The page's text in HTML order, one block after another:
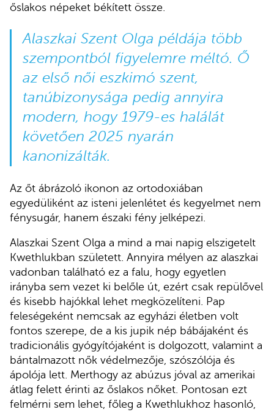
őslakos népeket békített össze.
Alaszkai Szent Olga példája több
szempontból figyelemre méltó. Ő
az első női eszkimó szent,
tanúbizonysága pedig annyira
modern, hogy 1979-es halálát
követően 2025 nyarán
kanonizálták.
Az őt ábrázoló ikonon az ortodoxiában
egyedüliként az isteni jelenlétet és kegyelmet nem
fénysugár, hanem északi fény jelképezi.
Alaszkai Szent Olga a mind a mai napig elszigetelt
Kwethlukban született. Annyira mélyen az alaszkai
vadonban található ez a falu, hogy egyetlen
irányba sem vezet ki belőle út, ezért csak repülővel
és kisebb hajókkal lehet megközelíteni. Pap
feleségeként nemcsak az egyházi életben volt
fontos szerepe, de a kis jupik nép bábájaként és
tradicionális gyógyítójaként is dolgozott, valamint a
bántalmazott nők védelmezője, szószólója és
ápolója lett. Merthogy az abúzus jóval az amerikai
átlag felett érinti az őslakos nőket. Pontosan ezt
felmérni sem lehet, főleg a Kwethlukhoz hasonló,